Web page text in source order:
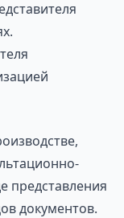
представления
документов.